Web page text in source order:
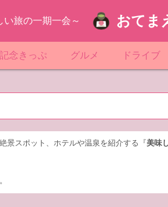
い旅の一期一会～ おてま
）
埼玉県のマンホール
茨城県のマンホール
） 宮城県のマンホール
）
念きっぷ
の駅 埼玉
の駅 茨城
の駅 静岡
の駅 宮城
グルメ ドライブ
景スポット、ホテルや温泉を紹介する『 美味